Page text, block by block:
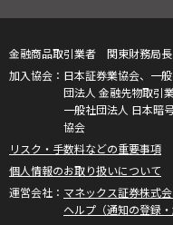
金融商品取引業者 関東財務局
日本証券業協会、一
団法人 金融先物取引業
一般社団法人 日本暗
協会
リスク・手数料などの重要事項
個人情報のお取り扱いについて
マネックス証券株式
ヘルプ（通知の登録・